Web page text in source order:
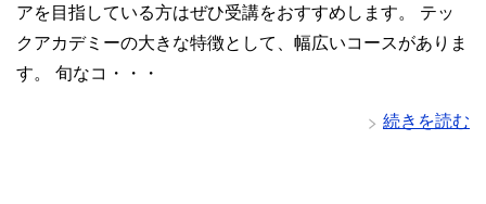
アを目指している方はぜひ受講をおすすめします。 テッ
クアカデミーの大きな特徴として、幅広いコースがありま
す。 旬なコ・・・
続きを読む